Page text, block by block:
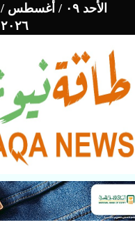
الأحد ٠٩ / أغسطس /
٢٠٢٦